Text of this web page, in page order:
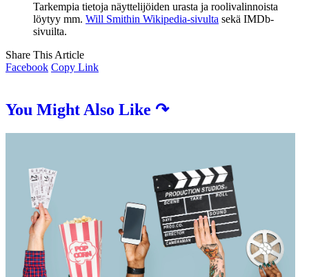
Tarkempia tietoja näyttelijöiden urasta ja roolivalinnoista
löytyy mm. Will Smithin Wikipedia-sivulta sekä IMDb-
sivuilta.
Share This Article
Facebook Copy Link
You Might Also Like ↷